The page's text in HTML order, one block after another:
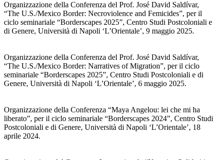
Organizzazione della Conferenza del Prof. José David Saldívar,
“The U.S./Mexico Border: Necroviolence and Femicides”, per il
ciclo seminariale “Borderscapes 2025”, Centro Studi Postcoloniali e
di Genere, Università di Napoli ‘L’Orientale’, 9 maggio 2025.
Organizzazione della Conferenza del Prof. José David Saldívar,
“The U.S./Mexico Border: Narratives of Migration”, per il ciclo
seminariale “Borderscapes 2025”, Centro Studi Postcoloniali e di
Genere, Università di Napoli ‘L’Orientale’, 6 maggio 2025.
Organizzazione della Conferenza “Maya Angelou: lei che mi ha
liberato”, per il ciclo seminariale “Borderscapes 2024”, Centro Studi
Postcoloniali e di Genere, Università di Napoli ‘L’Orientale’, 18
aprile 2024.